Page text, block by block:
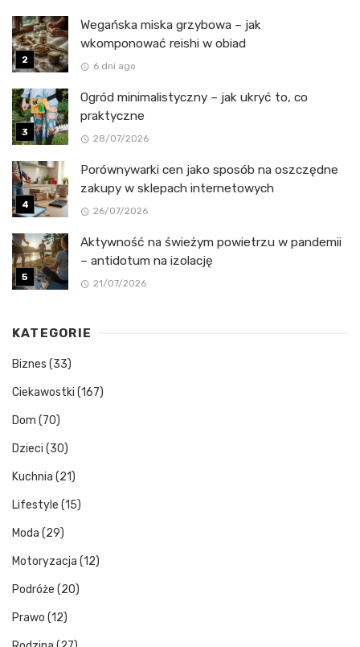
Wegańska miska grzybowa – jak
wkomponować reishi w obiad
6 dni ago
Ogród minimalistyczny – jak ukryć to, co
praktyczne
28/07/2026
Porównywarki cen jako sposób na oszczędne
zakupy w sklepach internetowych
26/07/2026
Aktywność na świeżym powietrzu w pandemii
– antidotum na izolację
21/07/2026
KATEGORIE
Biznes (33)
Ciekawostki (167)
Dom (70)
Dzieci (30)
Kuchnia (21)
Lifestyle (15)
Moda (29)
Motoryzacja (12)
Podróże (20)
Prawo (12)